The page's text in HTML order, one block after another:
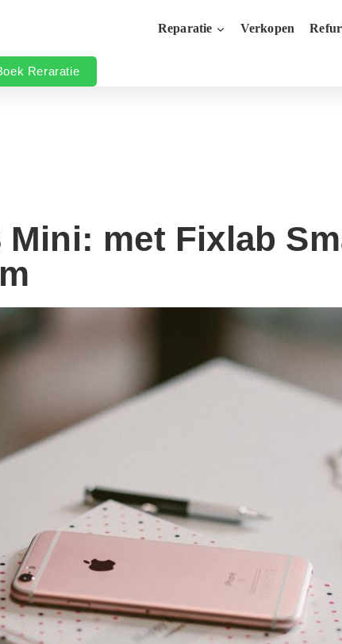
Reparatie Verkopen
Reraratie
Mini: met Fixlab